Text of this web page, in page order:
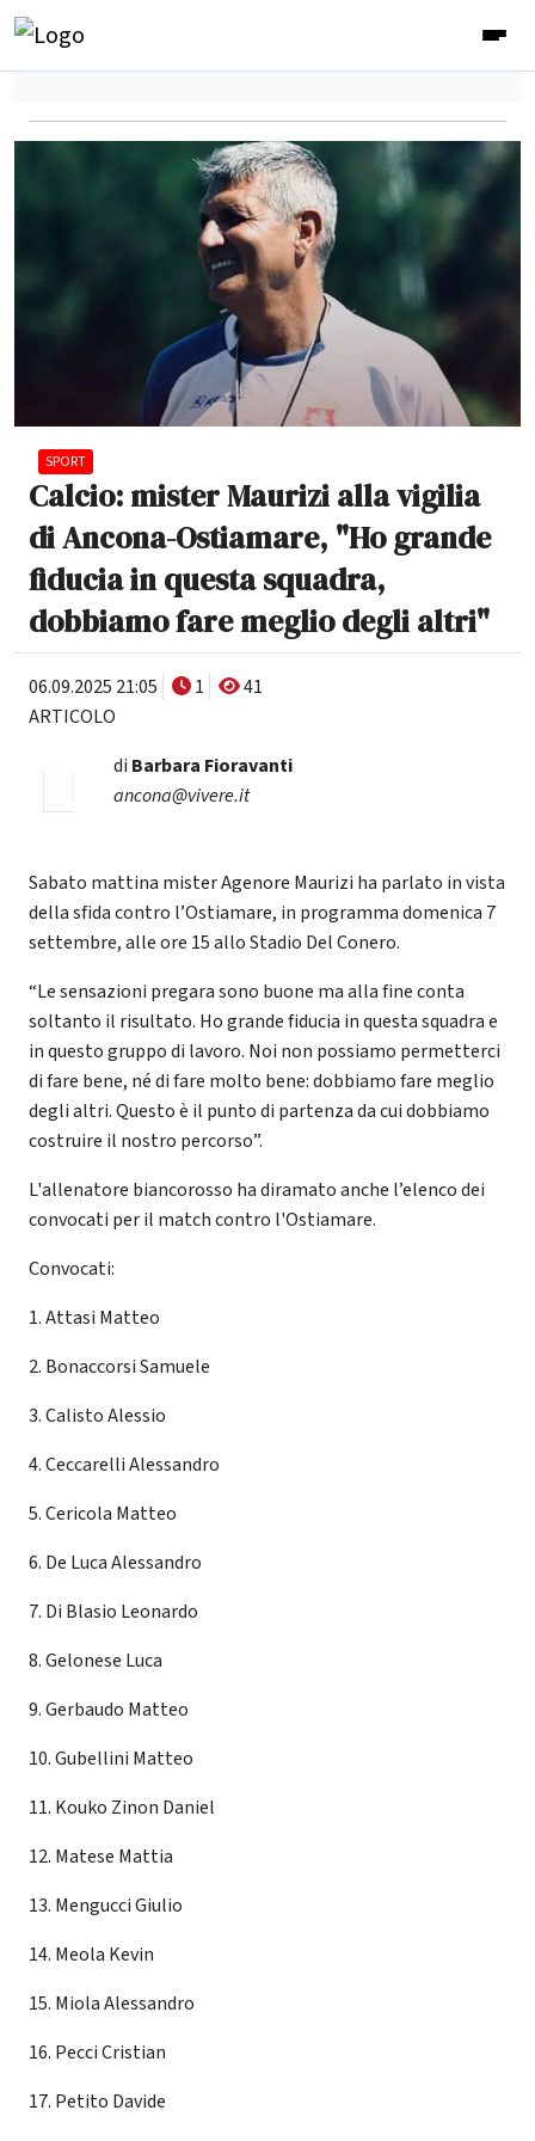
SPORT
Calcio: mister Maurizi alla vigilia
di Ancona-Ostiamare, "Ho grande
fiducia in questa squadra,
dobbiamo fare meglio degli altri"
06.09.2025 21:05 1
41
ARTICOLO
di Barbara Fioravanti
ancona@vivere.it
Sabato mattina mister Agenore Maurizi ha parlato in vista
della sfida contro l’Ostiamare, in programma domenica 7
settembre, alle ore 15 allo Stadio Del Conero.
“Le sensazioni pregara sono buone ma alla fine conta
soltanto il risultato. Ho grande fiducia in questa squadra e
in questo gruppo di lavoro. Noi non possiamo permetterci
di fare bene, né di fare molto bene: dobbiamo fare meglio
degli altri. Questo è il punto di partenza da cui dobbiamo
costruire il nostro percorso”.
L'allenatore biancorosso ha diramato anche l’elenco dei
convocati per il match contro l'Ostiamare.
Convocati:
1. Attasi Matteo
2. Bonaccorsi Samuele
3. Calisto Alessio
4. Ceccarelli Alessandro
5. Cericola Matteo
6. De Luca Alessandro
7. Di Blasio Leonardo
8. Gelonese Luca
9. Gerbaudo Matteo
10. Gubellini Matteo
11. Kouko Zinon Daniel
12. Matese Mattia
13. Mengucci Giulio
14. Meola Kevin
15. Miola Alessandro
16. Pecci Cristian
17. Petito Davide